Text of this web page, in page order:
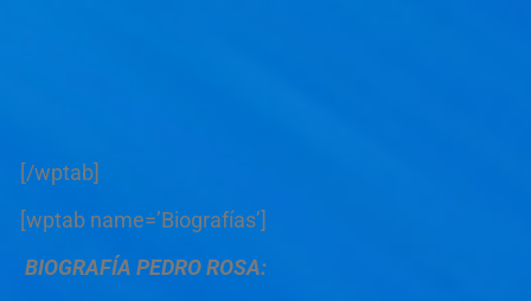
[/wptab]
[wptab name=’Biografías’]
BIOGRAFÍA PEDRO ROSA: